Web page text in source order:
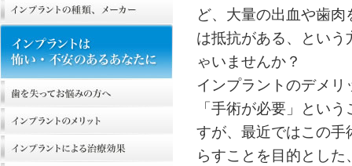
ど、大量の出血や歯肉
は抵抗がある、という
ゃいませんか？
インプラントのデメリ
「手術が必要」とい
すが、最近ではこの手
らすことを目的とした